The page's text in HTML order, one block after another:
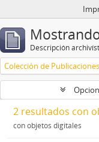
Descripción
2 resultados con
con objetos digitales